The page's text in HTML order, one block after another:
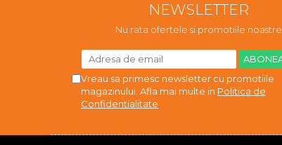
NEWSLETTER
Nu rata ofertele si promotiile noastre
Vreau sa primesc newsletter cu promotiile
magazinului. Afla mai multe in Politica de
Confidentialitate